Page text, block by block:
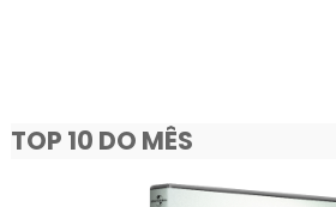
TOP 10 DO MÊS